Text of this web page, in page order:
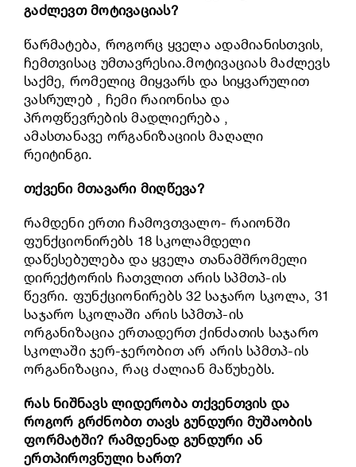
გაძლევთ მოტივაციას?
წარმატება, როგორც ყველა ადამიანისთვის,
ჩემთვისაც უმთავრესია.მოტივაციას მაძლევს
საქმე, რომელიც მიყვარს და სიყვარულით
ვასრულებ , ჩემი რაიონისა და
პროფწევრების მადლიერება ,
ამასთანავე ორგანიზაციის მაღალი
რეიტინგი.
თქვენი მთავარი მიღწევა?
რამდენი ერთი ჩამოვთვალო- რაიონში
ფუნქციონირებს 18 სკოლამდელი
დაწესებულება და ყველა თანამშრომელი
დირექტორის ჩათვლით არის სპმთპ-ის
წევრი. ფუნქციონირებს 32 საჯარო სკოლა, 31
საჯარო სკოლაში არის სპმთპ-ის
ორგანიზაცია ერთადერთ ქინძათის საჯარო
სკოლაში ჯერ-ჯერობით არ არის სპმთპ-ის
ორგანიზაცია, რაც ძალიან მაწუხებს.
რას ნიშნავს ლიდერობა თქვენთვის და
როგორ გრძნობთ თავს გუნდური მუშაობის
ფორმატში? რამდენად გუნდური ან
ერთპიროვნული ხართ?